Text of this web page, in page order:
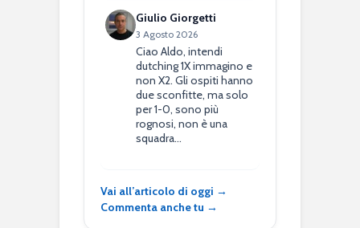
Giulio Giorgetti
3 Agosto 2026
Ciao Aldo, intendi
dutching 1X immagino e
non X2. Gli ospiti hanno
due sconfitte, ma solo
per 1-0, sono più
rognosi, non è una
squadra…
Vai all’articolo di oggi →
Commenta anche tu →